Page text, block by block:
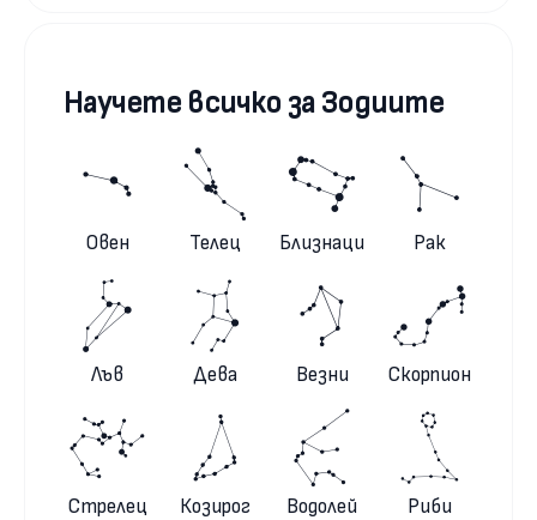
Научете всичко за Зодиите
Овен Телец Близнаци Рак
Лъв Дева Везни Скорпион
Стрелец Козирог Водолей Риби